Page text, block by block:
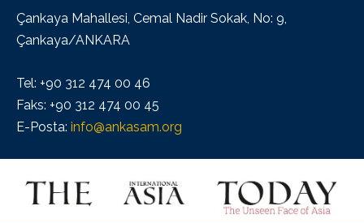
Çankaya Mahallesi, Cemal Nadir Sokak, No: 9,
Çankaya/ANKARA
Tel: +90 312 474 00 46
Faks: +90 312 474 00 45
E-Posta: info@ankasam.org